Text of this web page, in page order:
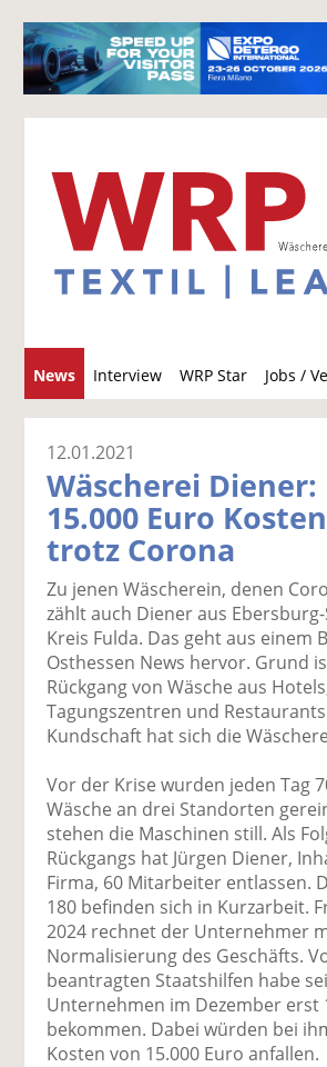
News Interview WRP Star Jobs /
12.01.2021
Wäscherei Diener:
15.000 Euro
trotz Corona
Zu jenen Wäscherein, denen
zählt auch Diener aus
Kreis Fulda. Das geht aus einem
Osthessen News hervor. Grund
Rückgang von Wäsche aus
Tagungszentren und
Kundschaft hat sich die
Vor der Krise wurden jeden Tag
Wäsche an drei Standorten
stehen die Maschinen still. Als
Rückgangs hat Jürgen Diener,
Firma, 60 Mitarbeiter entlassen.
180 befinden sich in Kurzarbeit.
2024 rechnet der Unternehmer
Normalisierung des Geschäfts.
beantragten Staatshilfen habe
Unternehmen im Dezember erst
bekommen. Dabei würden bei
Kosten von 15.000 Euro anfallen.